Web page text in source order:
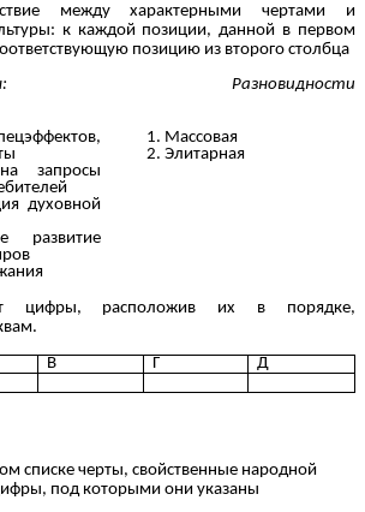
между характерными чертами и
к каждой позиции, данной в первом
позицию из второго столбца
черты: Разновидности
запросы
духовной
1. Массовая
2. Элитарная
развитие
цифры, расположив их в порядке,
В Г Д
списке черты, свойственные народной
под которыми они указаны